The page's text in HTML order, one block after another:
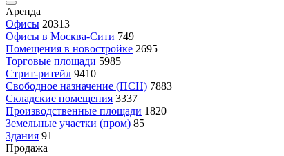
Аренда
Офисы 20313
Офисы в Москва-Сити 749
Помещения в новостройке 2695
Торговые площади 5985
Стрит-ритейл 9410
Свободное назначение (ПСН) 7883
Складские помещения 3337
Производственные площади 1820
Земельные участки (пром) 85
Здания 91
Продажа